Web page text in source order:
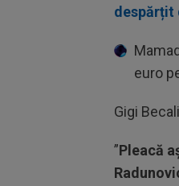
despărțit
euro
Gigi
”Pleacă